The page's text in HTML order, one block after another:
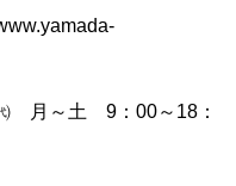
月～土 9：00～18：